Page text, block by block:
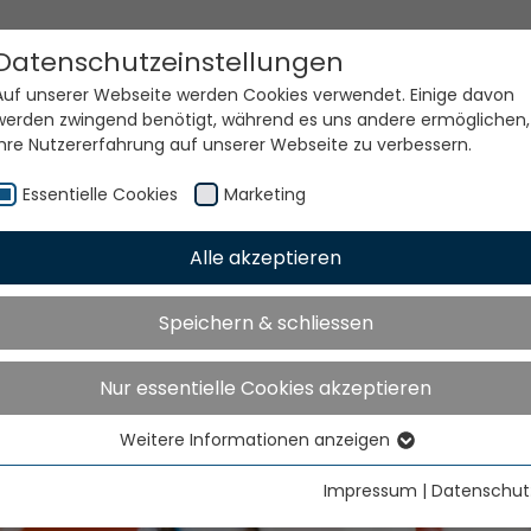
unserer Webseite werden Cookies verwendet. Einige davon
zwingend benötigt, während es uns andere ermöglichen,
Nutzererfahrung auf unserer Webseite zu verbessern.
Essentielle Cookies Marketing
Alle akzeptieren
Speichern & schliessen
Nur essentielle Cookies akzeptieren
Essentielle Cookies
Essentielle Cookies werden für grundlegende Funktionen der
Webseite benötigt. Dadurch ist gewährleistet, dass die
Weitere Informationen anzeigen
Impressum |